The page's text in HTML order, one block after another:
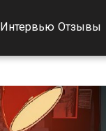
Интервью Отзывы